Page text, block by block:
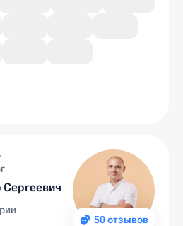
50 отзывов
Сергеевич